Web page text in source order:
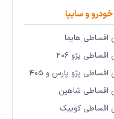
خودرو و سایپا
هایما
پژو ۲۰۶
پژو پارس و ۴۰۵
اقساطی شاهین
اقساطی کوییک